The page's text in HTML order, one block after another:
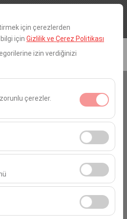
Play için çerezlerden
için Gizlilik ve Çerez Politikası
izin verdiğinizi
çerezler.
çalışması, güvenlik,
işlevler için gereklidir. Devre
kullanıldığını (ziyaretçi sayısı,
kullanıcı davranışları)
veriler, web sitesi
deneyimini sürekli
uygun kişiselleştirilmiş
reklam kampanyalarımızın
tıklama oranı) ölçmemize